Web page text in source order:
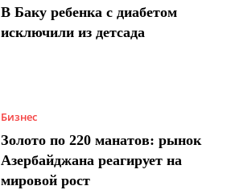
В Баку ребенка с диабетом
исключили из детсада
Бизнес
Золото по 220 манатов: рынок
Азербайджана реагирует на
мировой рост